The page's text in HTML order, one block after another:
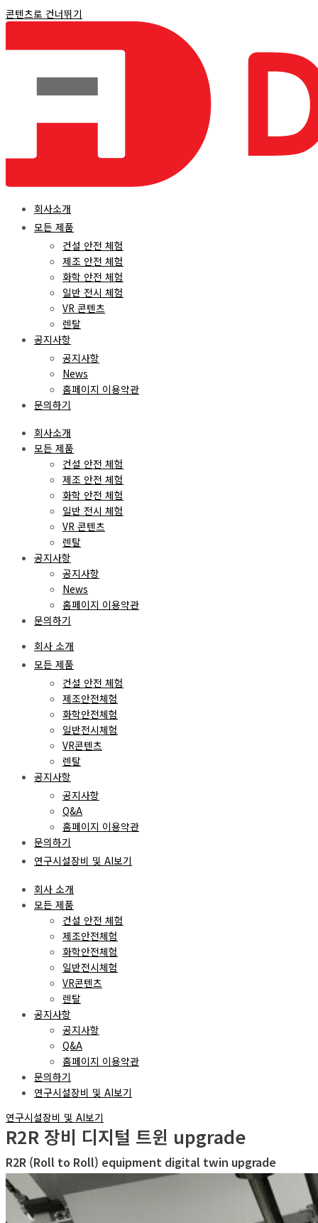
콘텐츠로 건너뛰기
회사소개
모든 제품
건설 안전 체험
제조 안전 체험
화학 안전 체험
일반 전시 체험
VR 콘텐츠
렌탈
공지사항
공지사항
News
홈페이지 이용약관
문의하기
회사소개
모든 제품
건설 안전 체험
제조 안전 체험
화학 안전 체험
일반 전시 체험
VR 콘텐츠
렌탈
공지사항
공지사항
News
홈페이지 이용약관
문의하기
회사 소개
모든 제품
건설 안전 체험
제조안전체험
화학안전체험
일반전시체험
VR콘텐츠
렌탈
공지사항
공지사항
Q&A
홈페이지 이용약관
문의하기
연구시설장비 및 AI보기
회사 소개
모든 제품
건설 안전 체험
제조안전체험
화학안전체험
일반전시체험
VR콘텐츠
렌탈
공지사항
공지사항
Q&A
홈페이지 이용약관
문의하기
연구시설장비 및 AI보기
연구시설장비 및 AI보기
R2R 장비 디지털 트윈 upgrade
R2R (Roll to Roll) equipment digital twin upgrade